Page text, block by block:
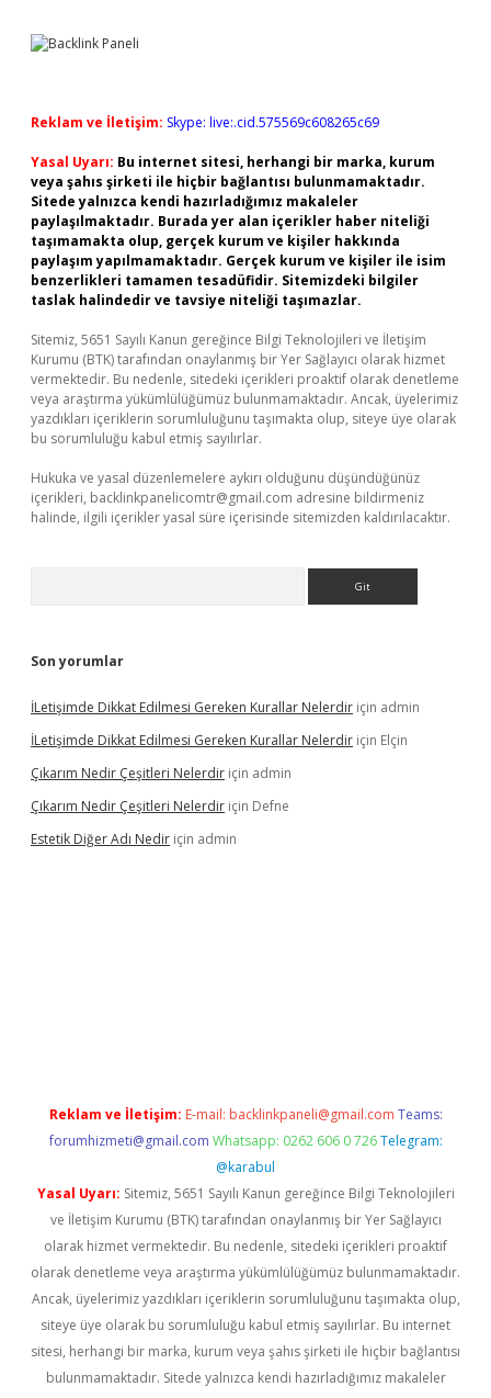
Reklam ve İletişim: Skype: live:.cid.575569c608265c69
Yasal Uyarı: Bu internet sitesi, herhangi bir marka, kurum
veya şahıs şirketi ile hiçbir bağlantısı bulunmamaktadır.
Sitede yalnızca kendi hazırladığımız makaleler
paylaşılmaktadır. Burada yer alan içerikler haber niteliği
taşımamakta olup, gerçek kurum ve kişiler hakkında
paylaşım yapılmamaktadır. Gerçek kurum ve kişiler ile isim
benzerlikleri tamamen tesadüfidir. Sitemizdeki bilgiler
taslak halindedir ve tavsiye niteliği taşımazlar.
Sitemiz, 5651 Sayılı Kanun gereğince Bilgi Teknolojileri ve İletişim
Kurumu (BTK) tarafından onaylanmış bir Yer Sağlayıcı olarak hizmet
vermektedir. Bu nedenle, sitedeki içerikleri proaktif olarak denetleme
veya araştırma yükümlülüğümüz bulunmamaktadır. Ancak, üyelerimiz
yazdıkları içeriklerin sorumluluğunu taşımakta olup, siteye üye olarak
bu sorumluluğu kabul etmiş sayılırlar.
Hukuka ve yasal düzenlemelere aykırı olduğunu düşündüğünüz
içerikleri, backlinkpanelicomtr@gmail.com adresine bildirmeniz
halinde, ilgili içerikler yasal süre içerisinde sitemizden kaldırılacaktır.
Son yorumlar
İLetişimde Dikkat Edilmesi Gereken Kurallar Nelerdir için admin
İLetişimde Dikkat Edilmesi Gereken Kurallar Nelerdir için Elçin
Çıkarım Nedir Çeşitleri Nelerdir için admin
Çıkarım Nedir Çeşitleri Nelerdir için Defne
Estetik Diğer Adı Nedir için admin
Reklam ve İletişim: E-mail: backlinkpaneli@gmail.com Teams:
forumhizmeti@gmail.com Whatsapp: 0262 606 0 726 Telegram:
@karabul
Yasal Uyarı: Sitemiz, 5651 Sayılı Kanun gereğince Bilgi Teknolojileri
ve İletişim Kurumu (BTK) tarafından onaylanmış bir Yer Sağlayıcı
olarak hizmet vermektedir. Bu nedenle, sitedeki içerikleri proaktif
olarak denetleme veya araştırma yükümlülüğümüz bulunmamaktadır.
Ancak, üyelerimiz yazdıkları içeriklerin sorumluluğunu taşımakta olup,
siteye üye olarak bu sorumluluğu kabul etmiş sayılırlar. Bu internet
sitesi, herhangi bir marka, kurum veya şahıs şirketi ile hiçbir bağlantısı
bulunmamaktadır. Sitede yalnızca kendi hazırladığımız makaleler